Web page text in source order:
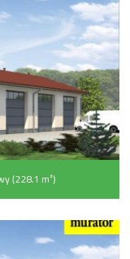
(228.1 m²)